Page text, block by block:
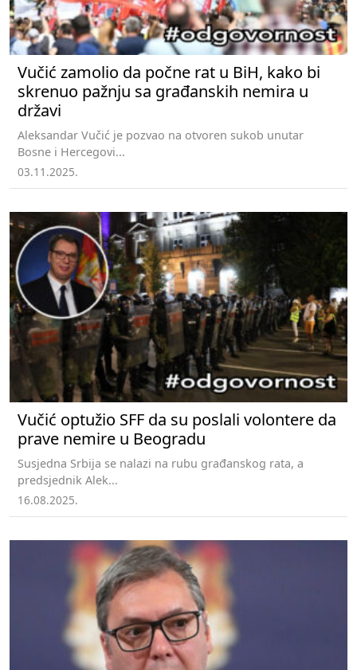
Vučić zamolio da počne rat u BiH, kako bi
skrenuo pažnju sa građanskih nemira u
državi
Aleksandar Vučić je pozvao na otvoren sukob unutar
Bosne i Hercegovi...
03.11.2025.
Vučić optužio SFF da su poslali volontere da
prave nemire u Beogradu
Susjedna Srbija se nalazi na rubu građanskog rata, a
predsjednik Alek...
16.08.2025.